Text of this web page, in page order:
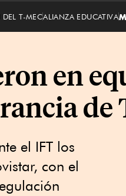
DEL T-MECALIANZA EDUCATIVA
en
de
el IFT los
con el